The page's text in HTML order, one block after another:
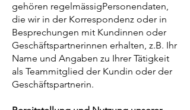
gehören regelmässigPersonendaten,
die wir in der Korrespondenz oder in
Besprechungen mit Kundinnen oder
Geschäftspartnerinnen erhalten, z.B. Ihr
Name und Angaben zu Ihrer Tätigkeit
als Teammitglied der Kundin oder der
Geschäftspartnerin.